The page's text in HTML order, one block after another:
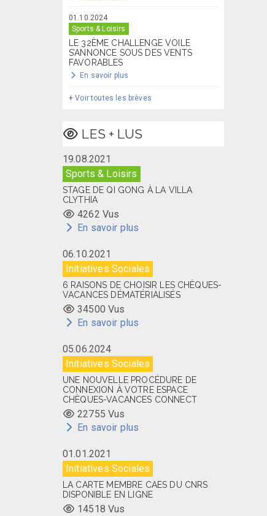
01.10.2024
Sports & Loisirs
LE 32ÈME CHALLENGE VOILE
S’ANNONCE SOUS DES VENTS
FAVORABLES
En savoir plus
+Voir toutes les brèves
LES + LUS
19.08.2021
Sports & Loisirs
STAGE DE QI GONG À LA VILLA
CLYTHIA
4262 Vus
En savoir plus
06.10.2021
Initiatives Sociales
6 RAISONS DE CHOISIR LES CHÈQUES-
VACANCES DÉMATÉRIALISÉS
34500 Vus
En savoir plus
05.06.2024
Initiatives Sociales
UNE NOUVELLE PROCÉDURE DE
CONNEXION À VOTRE ESPACE
CHÈQUES-VACANCES CONNECT
22755 Vus
En savoir plus
01.01.2021
Initiatives Sociales
LA CARTE MEMBRE CAES DU CNRS
DISPONIBLE EN LIGNE
14518 Vus